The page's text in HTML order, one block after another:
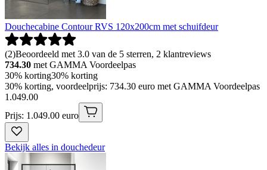
Douchecabine Contour RVS 120x200cm met schuifdeur
(2)Beoordeeld met 3.0 van de 5 sterren, 2 klantreviews
734.30 met GAMMA Voordeelpas
30% korting30% korting
30% korting, voordeelprijs: 734.30 euro met GAMMA Voordeelpas
1 .049.00
Prijs: 1.049.00 euro
Bekijk alles in douchedeur